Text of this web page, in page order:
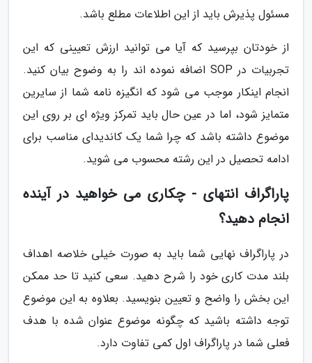
مسئول پذیرش باید از این اطلاعات مطلع باشد.
از خودتان بپرسید که آیا می توانید ارزش تعیینی که این
تجربیات در SOP اضافه نموده اند را به وضوح بیان کنید.
انجام اینکار موجب می شود که انگیزه نامه شما از سایرین
متمایز شود، اما در عین حال باید تمرکز ویژه ای بر روی این
موضوع داشته باشد که چرا شما یک کاندیدای مناسب برای
ادامه تحصیل در این رشته محسوب می شوید.
پاراگراف انتهای - چکاری می خواهید در آینده
انجام دهید؟
در پاراگراف نهایی شما باید به صورت خیلی خلاصه اهداف
بلند مدت کاری خود را شرح دهید. سعی کنید تا حد ممکن
این بخش را واضح و تعیین بنویسید. بعلاوه به این موضوع
توجه داشته باشید که چگونه موضوع عنوان شده با هدف
فعلی شما در پاراگراف اول کمی تفاوت دارد.